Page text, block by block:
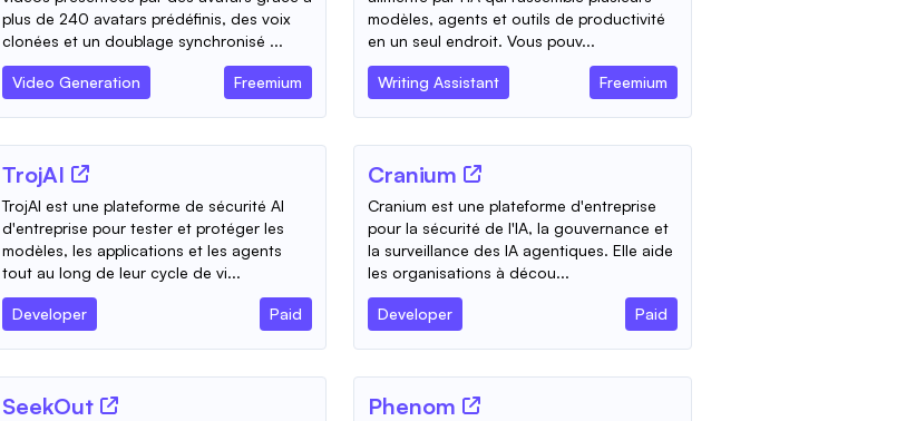
plus de 240 avatars prédéfinis, des voix
clonées et un doublage synchronisé ...
Video Generation Freemium
modèles, agents et outils de productivité
en un seul endroit. Vous pouv...
Writing Assistant Freemium
TrojAI
TrojAI est une plateforme de sécurité AI
d'entreprise pour tester et protéger les
modèles, les applications et les agents
tout au long de leur cycle de vi...
Developer Paid
Cranium
Cranium est une plateforme d'entreprise
pour la sécurité de l'IA, la gouvernance et
la surveillance des IA agentiques. Elle aide
les organisations à décou...
Developer Paid
SeekOut Phenom